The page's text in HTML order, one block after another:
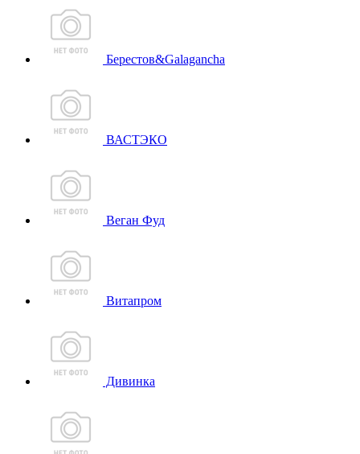
Берестов&Galagancha
ВАСТЭКО
Веган Фуд
Витапром
Дивинка